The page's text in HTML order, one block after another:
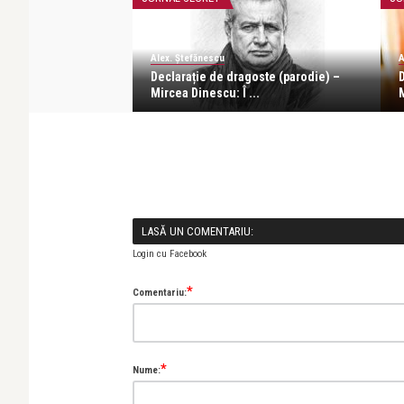
Alex. Ștefănescu
Declarație de dragoste (parodie) –
Mircea Dinescu: Î ...
LASĂ UN COMENTARIU:
Login cu Facebook
Comentariu:*
Nume:*